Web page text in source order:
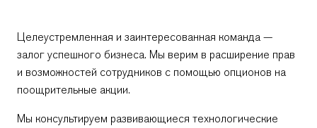
Целеустремленная и заинтересованная команда —
залог успешного бизнеса. Мы верим в расширение прав
и возможностей сотрудников с помощью опционов на
поощрительные акции.
Мы консультируем развивающиеся технологические